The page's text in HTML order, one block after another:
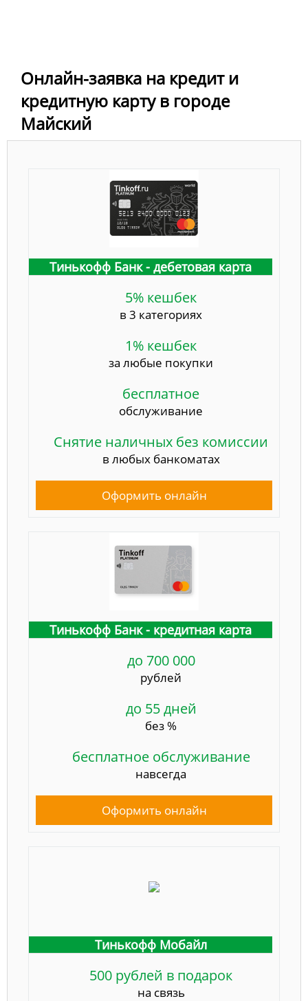
Онлайн-заявка на кредит и
кредитную карту в городе
Майский
Тинькофф Банк - дебетовая карта
5% кешбек
в 3 категориях
1% кешбек
за любые покупки
бесплатное
обслуживание
Снятие наличных без комиссии
в любых банкоматах
Оформить онлайн
Тинькофф Банк - кредитная карта
до 700 000
рублей
до 55 дней
без %
бесплатное обслуживание
навсегда
Оформить онлайн
Тинькофф Мобайл
500 рублей в подарок
на связь